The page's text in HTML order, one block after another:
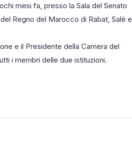
mesi fa, presso la Sala del Senato
Regno del Marocco di Rabat, Salè e
e il Presidente della Camera del
i membri delle due istituzioni.